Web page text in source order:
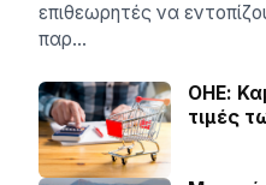
επιθεωρητές να
παρ…
ΟΗΕ:
τιμές